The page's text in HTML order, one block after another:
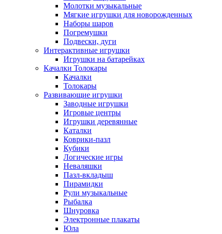
Молотки музыкальные
Мягкие игрушки для новорожденных
Наборы шаров
Погремушки
Подвески, дуги
Интерактивные игрушки
Игрушки на батарейках
Качалки Толокары
Качалки
Толокары
Развивающие игрушки
Заводные игрушки
Игровые центры
Игрушки деревянные
Каталки
Коврики-пазл
Кубики
Логические игры
Неваляшки
Пазл-вкладыш
Пирамидки
Рули музыкальные
Рыбалка
Шнуровка
Электронные плакаты
Юла